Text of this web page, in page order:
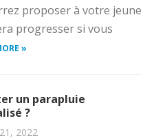
proposer à votre jeune
progresser si vous
»
un parapluie
?
2022